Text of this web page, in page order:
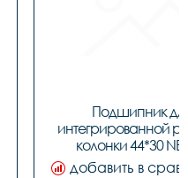
Подшипник
интегрированной
колонки 44*30
BBFHST11, код
добавить в